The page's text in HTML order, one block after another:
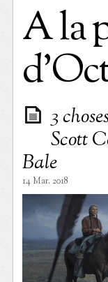
A la
3
Scott
Bale
14 Mar. 2018